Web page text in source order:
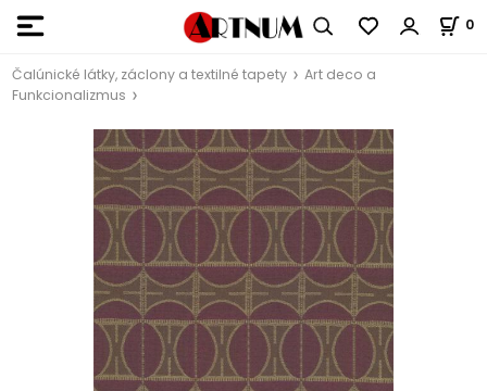
0
Čalúnické látky, záclony a textilné tapety
Art deco a
Funkcionalizmus